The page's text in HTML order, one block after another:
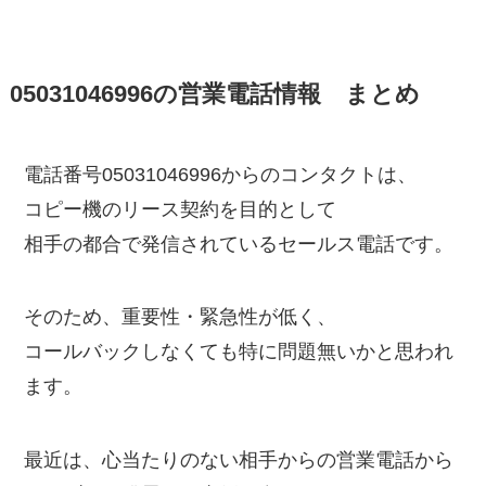
05031046996の営業電話情報 まとめ
電話番号05031046996からのコンタクトは、
コピー機のリース契約を目的として
相手の都合で発信されているセールス電話です。
そのため、重要性・緊急性が低く、
コールバックしなくても特に問題無いかと思われ
ます。
最近は、心当たりのない相手からの営業電話から